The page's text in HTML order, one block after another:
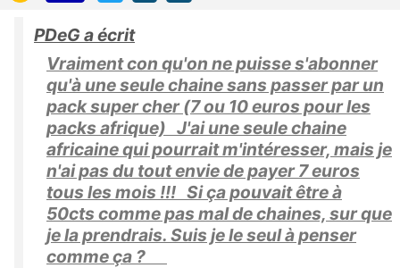
PDeG a écrit
Vraiment con qu'on ne puisse s'abonner
qu'à une seule chaine sans passer par un
pack super cher (7 ou 10 euros pour les
packs afrique) J'ai une seule chaine
africaine qui pourrait m'intéresser, mais je
n'ai pas du tout envie de payer 7 euros
tous les mois !!! Si ça pouvait être à
50cts comme pas mal de chaines, sur que
je la prendrais. Suis je le seul à penser
comme ça ?